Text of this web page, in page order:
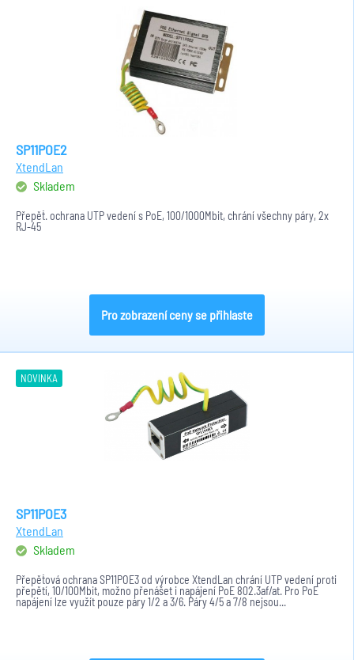
SP11POE2
XtendLan
Skladem
Přepěť. ochrana UTP vedení s PoE, 100/1000Mbit, chrání všechny páry, 2x
RJ-45
Pro zobrazení ceny se přihlaste
NOVINKA
SP11POE3
XtendLan
Skladem
Přepěťová ochrana SP11POE3 od výrobce XtendLan chrání UTP vedení proti
přepětí, 10/100Mbit, možno přenášet i napájení PoE 802.3af/at. Pro PoE
napájení lze využít pouze páry 1/2 a 3/6. Páry 4/5 a 7/8 nejsou...